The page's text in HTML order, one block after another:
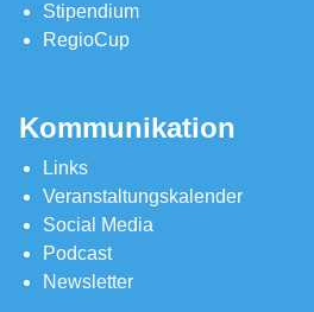
Stipendium
RegioCup
Kommunikation
Links
Veranstaltungskalender
Social Media
Podcast
Newsletter